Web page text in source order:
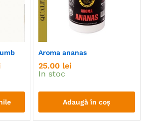
pot
fi
în
pagina
produsului.
la
75.00 lei
Aroma ananas
25.00 lei
In stoc
Adaugă în coș